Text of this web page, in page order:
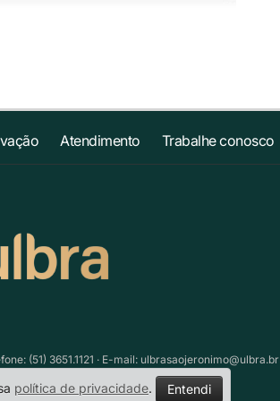
Atendimento Trabalhe conosco
(51) 3651.1121 · E-mail: ulbrasaojeronimo@ulbra.br
política de privacidade. Entendi